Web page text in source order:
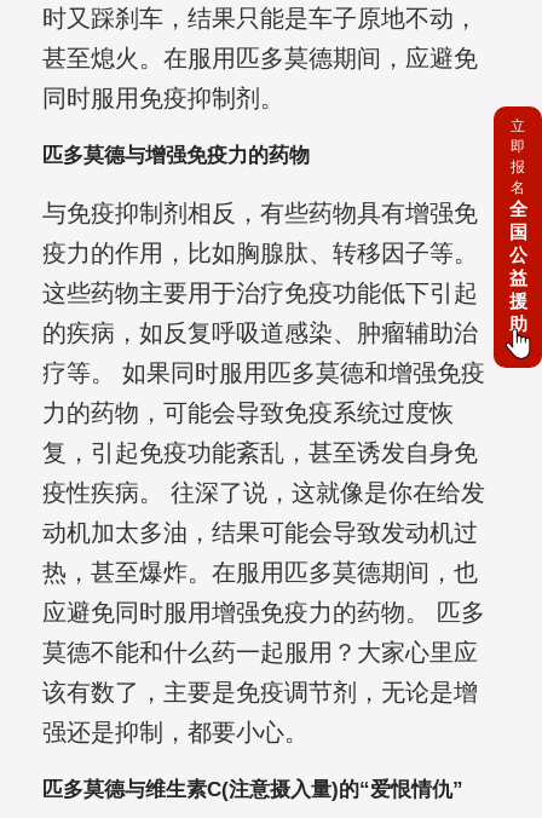
时又踩刹车，结果只能是车子原地不动，
甚至熄火。在服用匹多莫德期间，应避免
同时服用免疫抑制剂。
匹多莫德与增强免疫力的药物
与免疫抑制剂相反，有些药物具有增强免
疫力的作用，比如胸腺肽、转移因子等。
这些药物主要用于治疗免疫功能低下引起
的疾病，如反复呼吸道感染、肿瘤辅助治
疗等。 如果同时服用匹多莫德和增强免疫
力的药物，可能会导致免疫系统过度恢
复，引起免疫功能紊乱，甚至诱发自身免
疫性疾病。 往深了说，这就像是你在给发
动机加太多油，结果可能会导致发动机过
热，甚至爆炸。在服用匹多莫德期间，也
应避免同时服用增强免疫力的药物。 匹多
莫德不能和什么药一起服用？大家心里应
该有数了，主要是免疫调节剂，无论是增
强还是抑制，都要小心。
匹多莫德与维生素C(注意摄入量)的“爱恨情仇”
立
即
报
名
全
国
公
益
援
助